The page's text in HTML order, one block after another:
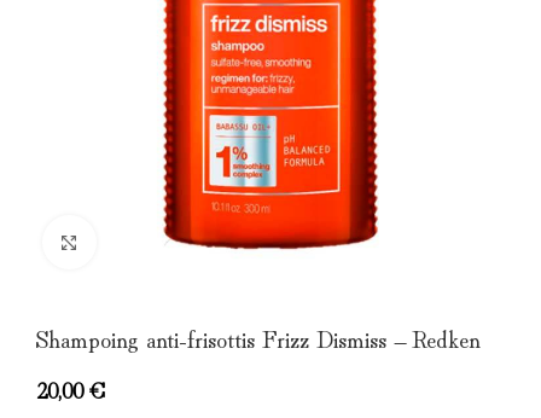
Click to enlarge
Shampoing anti-frisottis Frizz Dismiss – Redken
20,00€